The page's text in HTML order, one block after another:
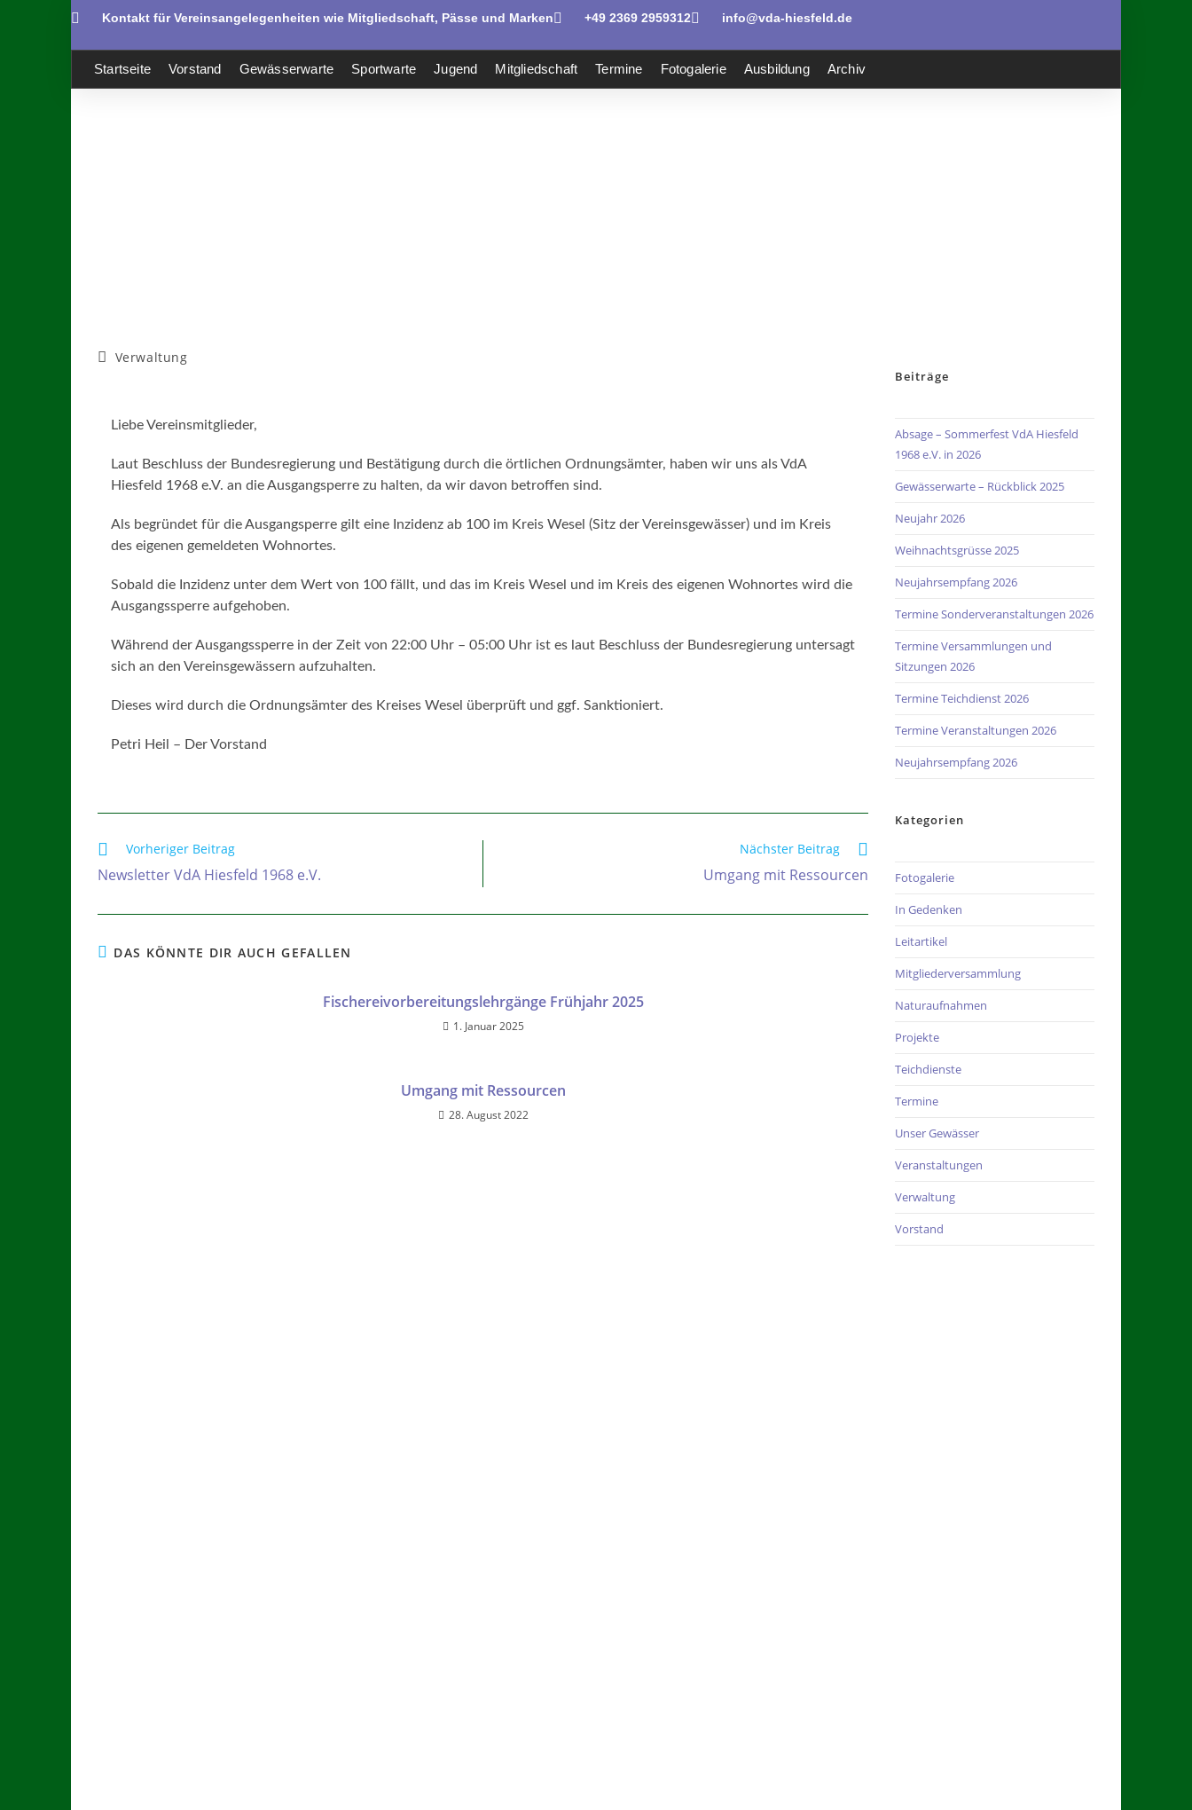
Kontakt für Vereinsangelegenheiten wie Mitgliedschaft, Pässe und Marken +49 2369 2959312 info@vda-hiesfeld.de
Startseite Vorstand Gewässerwarte Sportwarte Jugend Mitgliedschaft Termine Fotogalerie Ausbildung Archiv
Verwaltung
Liebe Vereinsmitglieder,
Laut Beschluss der Bundesregierung und Bestätigung durch die örtlichen Ordnungsämter, haben wir uns als VdA
Hiesfeld 1968 e.V. an die Ausgangsperre zu halten, da wir davon betroffen sind.
Als begründet für die Ausgangsperre gilt eine Inzidenz ab 100 im Kreis Wesel (Sitz der Vereinsgewässer) und im Kreis
des eigenen gemeldeten Wohnortes.
Sobald die Inzidenz unter dem Wert von 100 fällt, und das im Kreis Wesel und im Kreis des eigenen Wohnortes wird die
Ausgangssperre aufgehoben.
Während der Ausgangssperre in der Zeit von 22:00 Uhr – 05:00 Uhr ist es laut Beschluss der Bundesregierung untersagt
sich an den Vereinsgewässern aufzuhalten.
Dieses wird durch die Ordnungsämter des Kreises Wesel überprüft und ggf. Sanktioniert.
Petri Heil – Der Vorstand
Vorheriger Beitrag
Newsletter VdA Hiesfeld 1968 e.V.
Nächster Beitrag
Umgang mit Ressourcen
DAS KÖNNTE DIR AUCH GEFALLEN
Fischereivorbereitungslehrgänge Frühjahr 2025
1. Januar 2025
Umgang mit Ressourcen
28. August 2022
Beiträge
Absage – Sommerfest VdA Hiesfeld
1968 e.V. in 2026
Gewässerwarte – Rückblick 2025
Neujahr 2026
Weihnachtsgrüsse 2025
Neujahrsempfang 2026
Termine Sonderveranstaltungen 2026
Termine Versammlungen und
Sitzungen 2026
Termine Teichdienst 2026
Termine Veranstaltungen 2026
Neujahrsempfang 2026
Kategorien
Fotogalerie
In Gedenken
Leitartikel
Mitgliederversammlung
Naturaufnahmen
Projekte
Teichdienste
Termine
Unser Gewässer
Veranstaltungen
Verwaltung
Vorstand